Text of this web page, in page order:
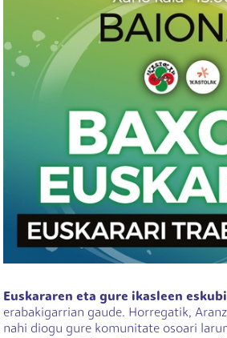
Euskararen eta gure ikasleen
erabakigarrian gaude. Horregatik,
nahi diogu gure komunitate osoari